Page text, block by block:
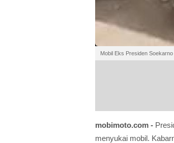
Mobil Eks Presiden
mobimoto.com -
menyukai mobil.